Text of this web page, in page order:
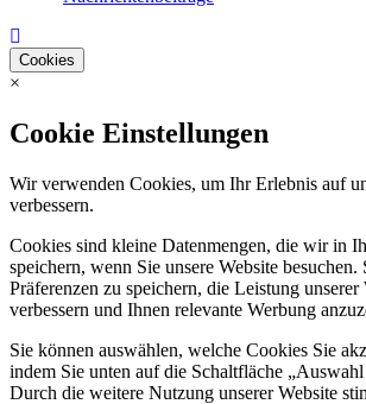
Cookies
×
Cookie Einstellungen
Wir verwenden Cookies, um Ihr Erlebnis auf
verbessern.
Cookies sind kleine Datenmengen, die wir in
speichern, wenn Sie unsere Website
Präferenzen zu speichern, die Leistung unserer
verbessern und Ihnen relevante Werbung
Sie können auswählen, welche Cookies Sie
indem Sie unten auf die Schaltfläche
Durch die weitere Nutzung unserer Website